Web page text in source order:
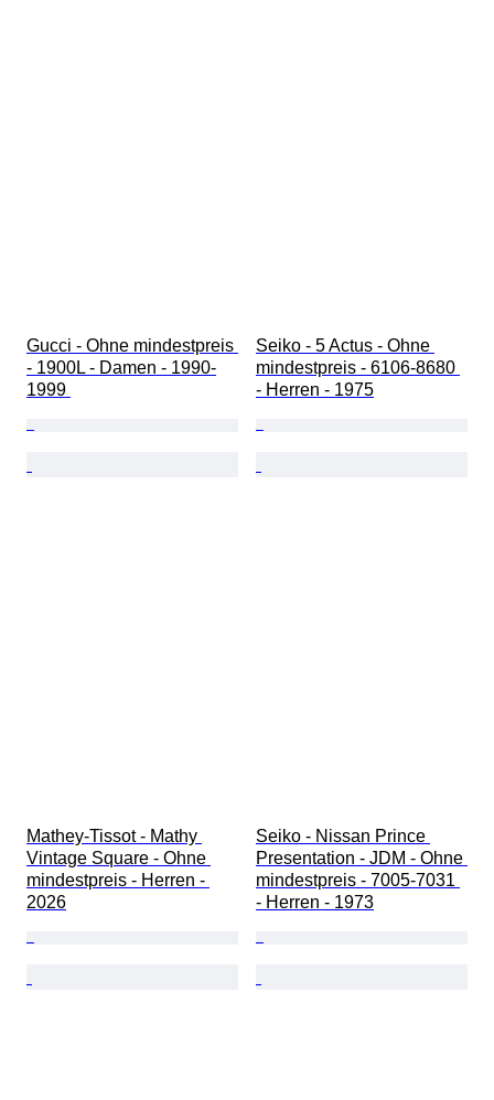
Gucci - Ohne mindestpreis
- 1900L - Damen - 1990-
1999
Seiko - 5 Actus - Ohne
mindestpreis - 6106-8680
- Herren - 1975
Mathey-Tissot - Mathy
Vintage Square - Ohne
mindestpreis - Herren -
2026
Seiko - Nissan Prince
Presentation - JDM - Ohne
mindestpreis - 7005-7031
- Herren - 1973